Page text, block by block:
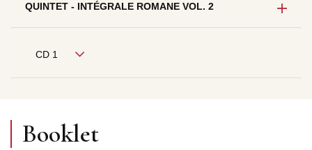
QUINTET - INTÉGRALE ROMANE VOL. 2
CD 1
Booklet